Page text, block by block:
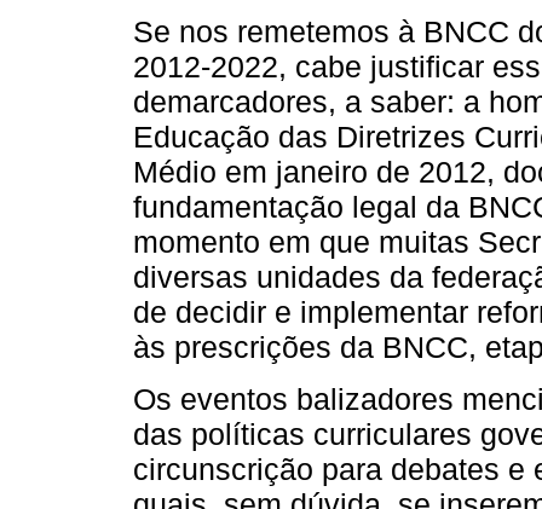
Se nos remetemos à BNCC
2012-2022, cabe justificar
demarcadores, a saber: a
Educação das Diretrizes
Médio em janeiro de 2012,
fundamentação legal da
momento em que muitas
diversas unidades da
de decidir e implementar
às prescrições da BNCC,
Os eventos balizadores
das políticas curriculares
circunscrição para debates e